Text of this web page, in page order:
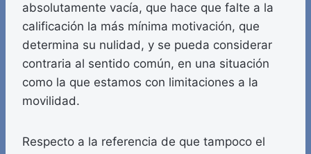
absolutamente vacía, que hace que falte a la
calificación la más mínima motivación, que
determina su nulidad, y se pueda considerar
contraria al sentido común, en una situación
como la que estamos con limitaciones a la
movilidad.
Respecto a la referencia de que tampoco el